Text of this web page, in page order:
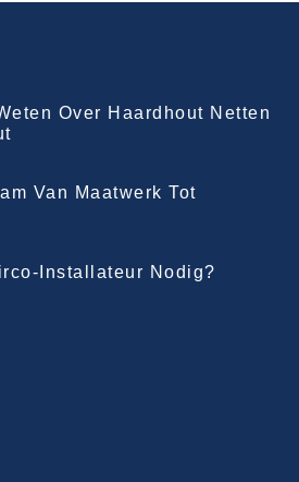
Over Haardhout Netten
Van Maatwerk Tot
Installateur Nodig?